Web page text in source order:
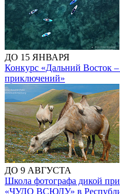
ДО 15 ЯНВАРЯ
Конкурс «Дальний Восток –
приключений»
ДО 9 АВГУСТА
Школа фотографа дикой
«ЧУДО ВСЮДУ» в